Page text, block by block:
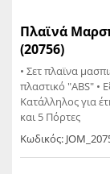
Πλαϊνά
(20756)
• Σετ πλαϊνα μασπιέ GTI Look •
πλαστικό "ABS" • Εξαίρετος σχεδιασμός • Υψηλή ακρίβεια •
Κατάλληλος για έτη από 2008-
και 5 Πόρτες
Κωδικός: